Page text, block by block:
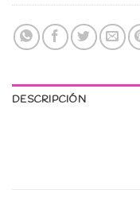
DESCRIPCIÓN